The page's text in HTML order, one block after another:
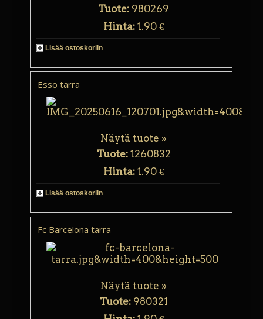
Tuote: 980269
Hinta: 1.90 €
Lisää ostoskoriin
Esso tarra
Näytä tuote »
Tuote: 1260832
Hinta: 1.90 €
Lisää ostoskoriin
Fc Barcelona tarra
Näytä tuote »
Tuote: 980321